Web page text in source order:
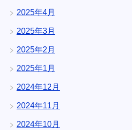
2025年4月
2025年3月
2025年2月
2025年1月
2024年12月
2024年11月
2024年10月